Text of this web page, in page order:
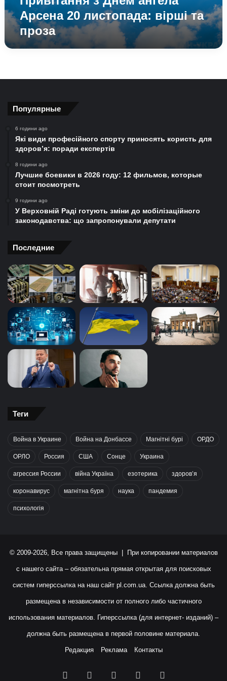
Арсена 20 листопада: вірші та
проза
Популярные
6 години ago
Які види професійного спорту приносять користь для
здоров’я: поради експертів
8 години ago
Лучшие боевики в 2026 году: 12 фильмов, которые
стоит посмотреть
9 години ago
У Верховній Раді готують зміни до мобілізаційного
законодавства: що запропонували депутати
Последние
Теги
Война в Украине Война на Донбассе Магнітні бурі ОРДО
ОРЛО Россия США Сонце Украина
агрессия России війна Україна езотерика здоров’я
коронавирус магнітна буря наука пандемия
психологія
© 2009-2026, Все права защищены | При копировании материалов
с нашего сайта – обязательна прямая открытая для поисковых
систем гиперссылка на наш сайт pl.com.ua. Ссылка должна быть
размещена в независимости от полного либо частичного
использования материалов. Гиперссылка (для интернет- изданий) –
должна быть размещена в первой половине материала.
Редакция Реклама Контакты
Facebook YouTubeInstagram